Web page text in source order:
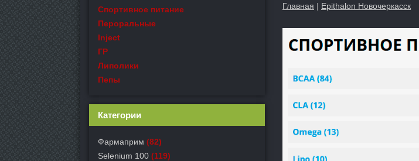
Главная | Epithalon Новочеркасск
Спортивное питание
Пероральные
Inject
ГР
Липолики
Пепы
Категории
Фармаприм (82)
Selenium 100 (119)